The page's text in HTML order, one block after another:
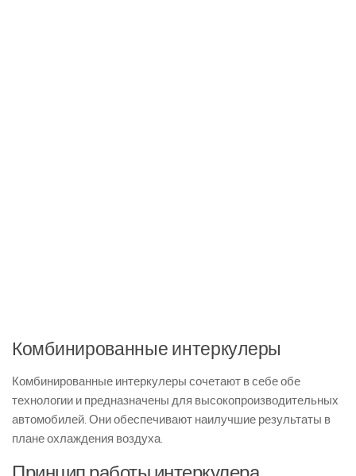
Комбинированные интеркулеры
Комбинированные интеркулеры сочетают в себе обе
технологии и предназначены для высокопроизводительных
автомобилей. Они обеспечивают наилучшие результаты в
плане охлаждения воздуха.